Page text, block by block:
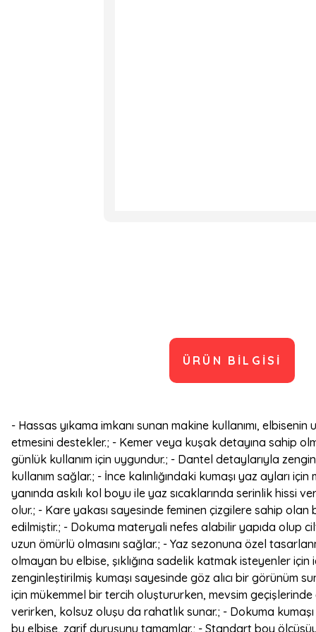
ÜRÜN BILGISI
- Hassas yıkama imkanı sunan makine kullanımı,
etmesini destekler.; - Kemer veya kuşak detayına sahip
günlük kullanım için uygundur.; - Dantel detaylarıyla
kullanım sağlar.; - İnce kalınlığındaki kumaşı yaz ayları
yanında askılı kol boyu ile yaz sıcaklarında serinlik hissi
olur.; - Kare yakası sayesinde feminen çizgilere sahip
edilmiştir.; - Dokuma materyali nefes alabilir yapıda olup
uzun ömürlü olmasını sağlar.; - Yaz sezonuna özel
olmayan bu elbise, şıklığına sadelik katmak isteyenler
zenginleştirilmiş kumaşı sayesinde göz alıcı bir görünüm
için mükemmel bir tercih oluştururken, mevsim geçişlerinde
verirken, kolsuz oluşu da rahatlık sunar.; - Dokuma
bu elbise, zarif duruşunu tamamlar.; - Standart boy